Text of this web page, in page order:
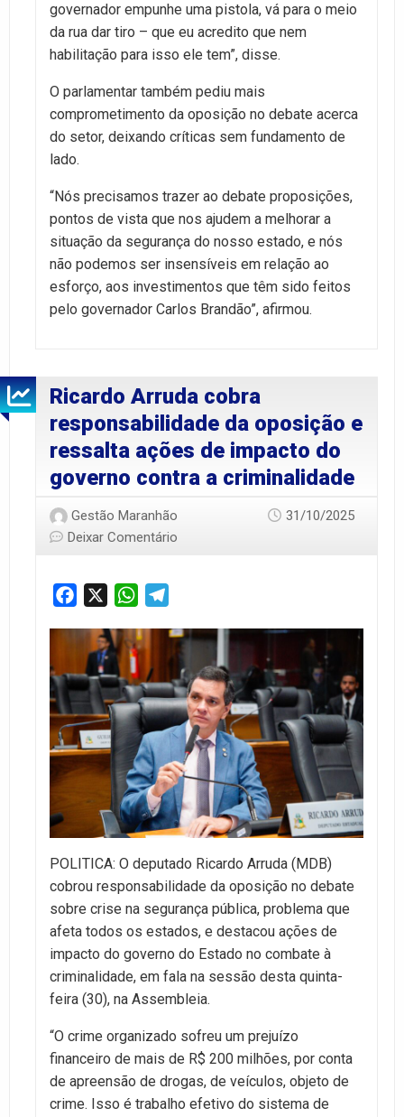
governador empunhe uma pistola, vá para o meio
da rua dar tiro – que eu acredito que nem
habilitação para isso ele tem”, disse.
O parlamentar também pediu mais
comprometimento da oposição no debate acerca
do setor, deixando críticas sem fundamento de
lado.
“Nós precisamos trazer ao debate proposições,
pontos de vista que nos ajudem a melhorar a
situação da segurança do nosso estado, e nós
não podemos ser insensíveis em relação ao
esforço, aos investimentos que têm sido feitos
pelo governador Carlos Brandão”, afirmou.
Ricardo Arruda cobra
responsabilidade da oposição e
ressalta ações de impacto do
governo contra a criminalidade
Gestão Maranhão
31/10/2025
Deixar Comentário
Facebook WhatsApp
POLITICA: O deputado Ricardo Arruda (MDB)
cobrou responsabilidade da oposição no debate
sobre crise na segurança pública, problema que
afeta todos os estados, e destacou ações de
impacto do governo do Estado no combate à
criminalidade, em fala na sessão desta quinta-
feira (30), na Assembleia.
“O crime organizado sofreu um prejuízo
financeiro de mais de R$ 200 milhões, por conta
de apreensão de drogas, de veículos, objeto de
crime. Isso é trabalho efetivo do sistema de